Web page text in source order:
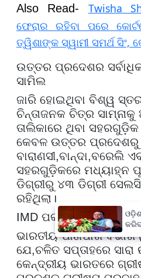
Also Read- Twisha
ଫେରାର ରହିବା ପରେ
ତ୍ୱିଶାଙ୍କ ସ୍ୱାମୀ ସମର୍ଥ ସିଂ,
ଉତ୍ତର ପ୍ରଦେଶର
ସାମିଲ
ଜାରି ହୋଇଥିବା ବିଶ୍ୱ
ଚିନ୍ତାଜନକ ଚିତ୍ର
ତାଲିକାରେ ଥିବା
କେବଳ ଉତ୍ତର ପ୍ରଦେଶରୁ
ବାରାଣସୀ,ବାନ୍ଦା,ବରେଲି
ସହରଗୁଡ଼ିକରେ ମଧ୍ୟାହ୍ନ
ଡିଗ୍ରୀରୁ ୪୩ ଡିଗ୍ରୀ
ରହିଥିଲା।
IMD ପକ୍ଷରୁ ରେଡ୍ ଏବଂ
ଭାରତୀୟ ପାଣିପାଗ ବିଭାଗ
ଯେ,ଚଳିତ ସପ୍ତାହରେ
କେନ୍ଦ୍ରୀୟ ଭାରତରେ